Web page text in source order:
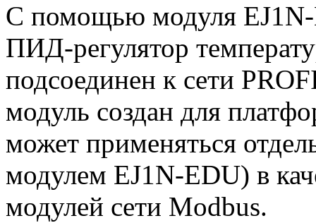
С помощью модуля
ПИД-регулятор
подсоединен к сети
модуль создан для
может применяться
модулем EJ1N-EDU) в
модулей сети Modbus.